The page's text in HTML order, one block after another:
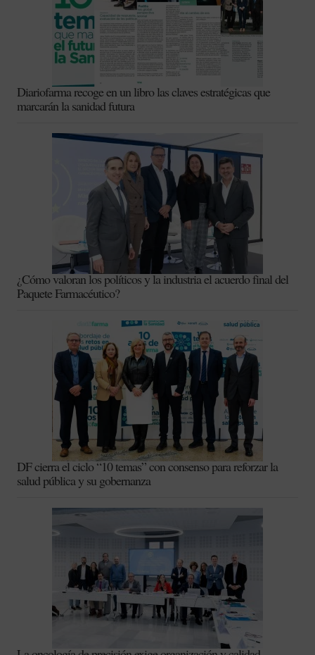
Diariofarma recoge en un libro las claves estratégicas que
marcarán la sanidad futura
¿Cómo valoran los políticos y la industria el acuerdo final del
Paquete Farmacéutico?
DF cierra el ciclo “10 temas” con consenso para reforzar la
salud pública y su gobernanza